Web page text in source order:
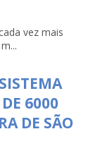
vez mais
6000
DE SÃO